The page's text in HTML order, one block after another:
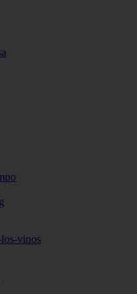
vinos